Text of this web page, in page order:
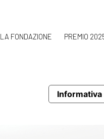
LA FONDAZIONE PREMIO